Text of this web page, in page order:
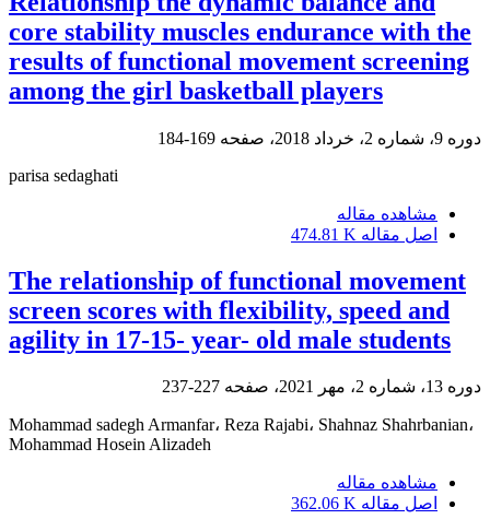
core stability muscles endurance with the
results of functional movement screening
among the girl basketball players
دوره 9، شماره 2، خرداد 2018، صفحه
169-184
parisa sedaghati
مشاهده مقاله
اصل مقاله 474.81 K
The relationship of functional movement
screen scores with flexibility, speed and
agility in 17-15- year- old male students
دوره 13، شماره 2، مهر 2021، صفحه 227-237
Mohammad sadegh Armanfar، Reza Rajabi، Shahnaz Shahrbanian،
Mohammad Hosein Alizadeh
مشاهده مقاله
اصل مقاله 362.06 K